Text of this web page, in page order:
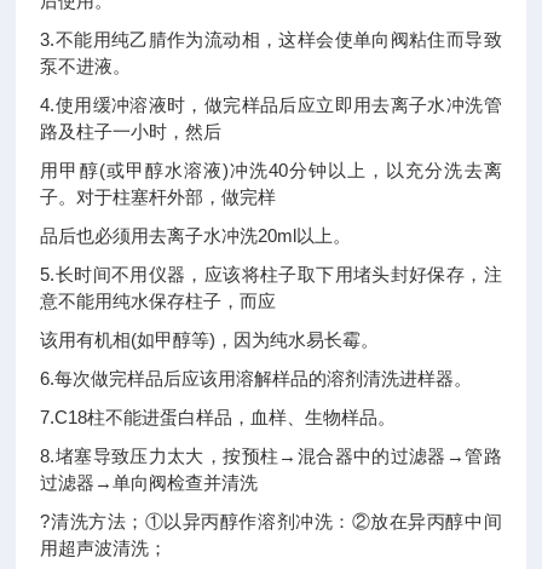
3.不能用纯乙腈作为流动相，这样会使单向阀粘住而导致
泵不进液。
4.使用缓冲溶液时，做完样品后应立即用去离子水冲洗管
路及柱子一小时，然后
用甲醇(或甲醇水溶液)冲洗40分钟以上，以充分洗去离
子。对于柱塞杆外部，做完样
品后也必须用去离子水冲洗20ml以上。
5.长时间不用仪器，应该将柱子取下用堵头封好保存，注
意不能用纯水保存柱子，而应
该用有机相(如甲醇等)，因为纯水易长霉。
6.每次做完样品后应该用溶解样品的溶剂清洗进样器。
7.C18柱不能进蛋白样品，血样、生物样品。
8.堵塞导致压力太大，按预柱→混合器中的过滤器→管路
过滤器→单向阀检查并清洗
?清洗方法；①以异丙醇作溶剂冲洗：②放在异丙醇中间
用超声波清洗；